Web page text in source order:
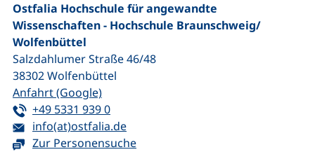
Ostfalia Hochschule für angewandte
Wissenschaften - Hochschule Braunschweig/​
Wolfenbüttel
Salzdahlumer Straße 46/48
38302Wolfenbüttel
Anfahrt (Google)(externer Link, öffnet neues Fenster)
Tel:
+49 5331 939 0(startet einen Telefonanruf, wenn Ihr
E-Mail:
info(at)ostfalia.de(öffnet Ihr E-Mail-Programm)
Zur Personensuche